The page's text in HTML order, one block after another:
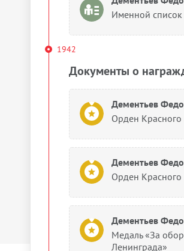
Именной список
1942
Документы о
Дементьев
Орден
Дементьев
Орден
Дементьев
Медаль «За
Ленинграда»